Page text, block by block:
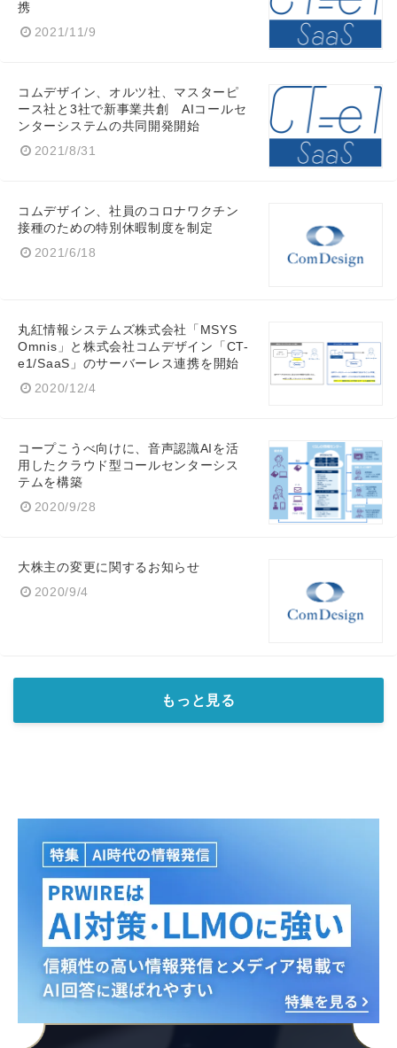
携
2021/11/9
コムデザイン、オルツ社、マスターピ
ース社と3社で新事業共創 AIコールセ
ンターシステムの共同開発開始
2021/8/31
コムデザイン、社員のコロナワクチン
接種のための特別休暇制度を制定
2021/6/18
丸紅情報システムズ株式会社「MSYS
Omnis」と株式会社コムデザイン「CT-
e1/SaaS」のサーバーレス連携を開始
2020/12/4
コープこうべ向けに、音声認識AIを活
用したクラウド型コールセンターシス
テムを構築
2020/9/28
大株主の変更に関するお知らせ
2020/9/4
もっと見る